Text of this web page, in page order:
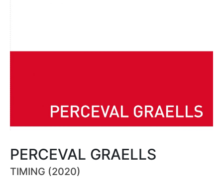
PERCEVAL GRAELLS
TIMING (2020)